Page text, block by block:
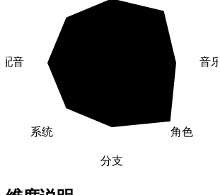
音乐
角色
分支
系统
配音